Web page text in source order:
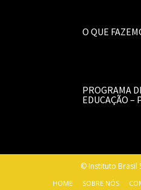
O QUE
PROGRAMA
EDUCAÇÃO –
© Instituto Brasil
HOME SOBRE NÓS